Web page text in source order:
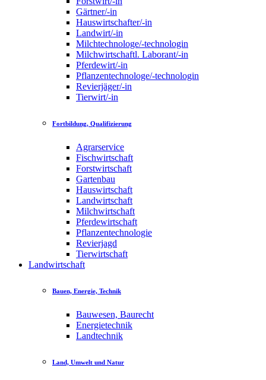
Gärtner/-in
Hauswirtschafter/-in
Landwirt/-in
Milchtechnologe/-technologin
Milchwirtschaftl. Laborant/-in
Pferdewirt/-in
Pflanzentechnologe/-technologin
Revierjäger/-in
Tierwirt/-in
Fortbildung, Qualifizierung
Agrarservice
Fischwirtschaft
Forstwirtschaft
Gartenbau
Hauswirtschaft
Landwirtschaft
Milchwirtschaft
Pferdewirtschaft
Pflanzentechnologie
Revierjagd
Tierwirtschaft
Landwirtschaft
Bauen, Energie, Technik
Bauwesen, Baurecht
Energietechnik
Landtechnik
Land, Umwelt und Natur